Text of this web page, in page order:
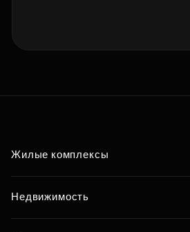
Жилые комплексы
Недвижимость